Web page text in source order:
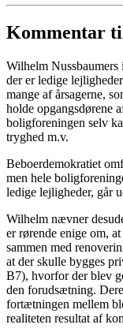
Kommentar
Wilhelm
der er ledige
mange af årsagerne,
holde opgangsdørene
boligforeningen selv
tryghed m.v.
Beboerdemokratiet
men hele
ledige lejligheder, går
Wilhelm nævner
er rørende enige om,
sammen med
at der skulle bygges
B7), hvorfor der blev
den forudsætning.
fortætningen mellem
realiteten resultat af